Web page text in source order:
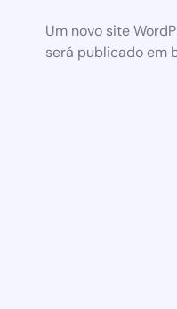
Um novo site
será publicado em